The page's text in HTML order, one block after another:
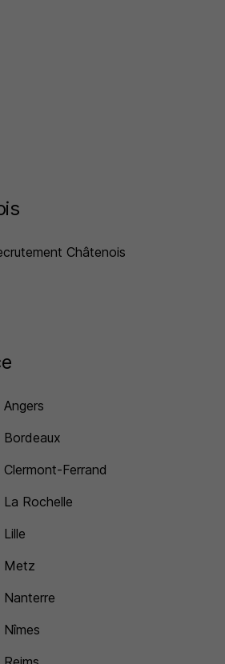
Châtenois
Bordeaux
Ferrand
La Rochelle
Metz
Nanterre